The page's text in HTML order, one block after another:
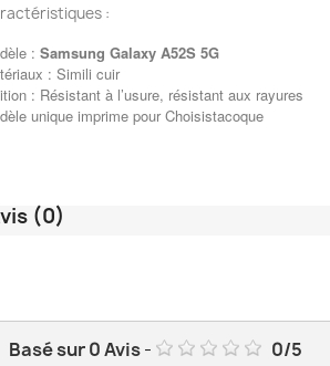
:
: Samsung Galaxy A52S 5G
: Simili cuir
: Résistant à l’usure, résistant aux rayures
unique imprime pour Choisistacoque
(0)
Basé sur0Avis- 0/5